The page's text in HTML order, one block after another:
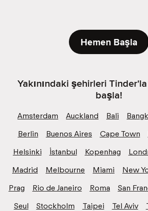
Hemen Başla
Yakınındaki şehirleri
başla!
Amsterdam Auckland Bali
Berlin
Buenos Aires Cape Town
Helsinki
İstanbul Kopenhag
Madrid
Melbourne Miami New
Prag
Rio de Janeiro Roma San
Seul
Stockholm Taipei Tel Aviv